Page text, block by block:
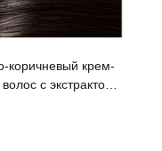
коричневый крем-